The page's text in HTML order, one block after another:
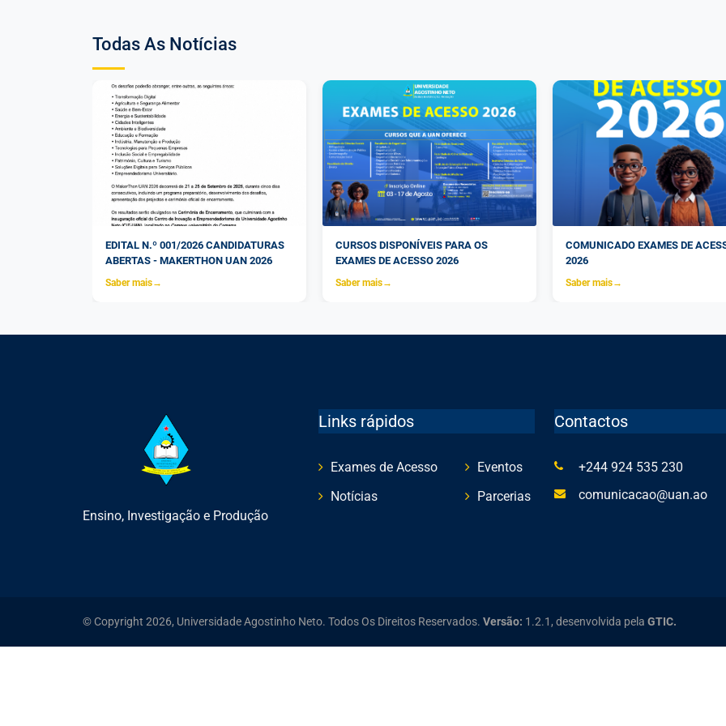
Todas As Notícias
EDITAL N.º 001/2026 CANDIDATURAS
ABERTAS - MAKERTHON UAN 2026
Saber mais→
CURSOS DISPONÍVEIS PARA OS
EXAMES DE ACESSO 2026
Saber mais→
COMUNICADO EXAMES DE
2026
Saber mais→
Ensino, Investigação e Produção
Links rápidos
Exames de Acesso
Notícias
Eventos
Parcerias
Contactos
+244 924 535 230
comunicacao@uan.ao
© Copyright 2026, Universidade Agostinho Neto. Todos Os Direitos Reservados. Versão: 1.2.1, desenvolvida pela GTIC.